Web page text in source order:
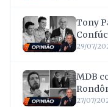
Tony
Netto
29/07/
MDB
e nada
27/07/